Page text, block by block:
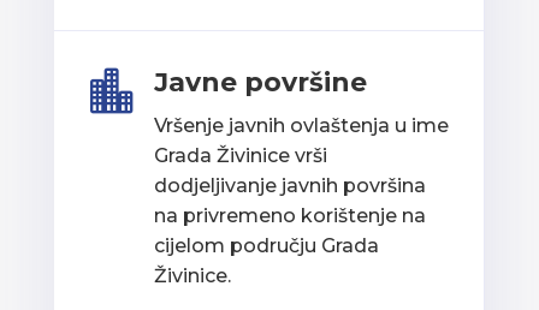
 Javne površine
Vršenje javnih ovlaštenja u ime
Grada Živinice vrši
dodjeljivanje javnih površina
na privremeno korištenje na
cijelom području Grada
Živinice.